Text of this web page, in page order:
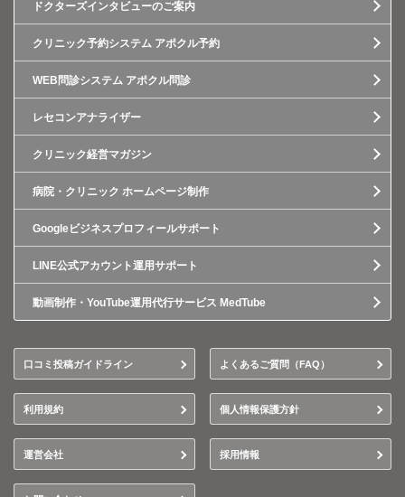
ドクターズインタビューのご案内
クリニック予約システム アポクル予約
WEB問診システム アポクル問診
レセコンアナライザー
クリニック経営マガジン
病院・クリニック ホームページ制作
Googleビジネスプロフィールサポート
LINE公式アカウント運用サポート
動画制作・YouTube運用代行サービス MedTube
口コミ投稿ガイドライン よくあるご質問（FAQ）
利用規約 個人情報保護方針
運営会社 採用情報